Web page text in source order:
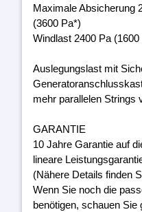
Maximale Absicherung
(3600 Pa*)
Windlast 2400 Pa (1600
Auslegungslast mit
mehr parallelen Strings
GARANTIE
10 Jahre Garantie auf
lineare
(Nähere Details finden
Wenn Sie noch die
benötigen, schauen Sie